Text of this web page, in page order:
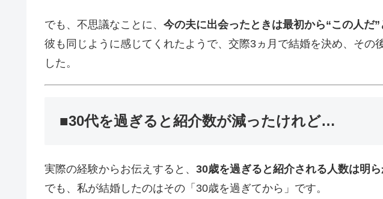
でも、不思議なことに、 今の夫に出会ったときは最初から“この人だ”
彼も同じように感じてくれたようで、交際3ヵ月で結婚を決め、その
した。
■30代を過ぎると紹介数が減ったけれど…
実際の経験からお伝えすると、 30歳を過ぎると紹介される人数は明
でも、私が結婚したのはその「30歳を過ぎてから」です。